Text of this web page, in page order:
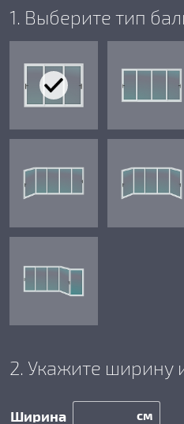
1. Выберите тип
2. Укажите ширину
см